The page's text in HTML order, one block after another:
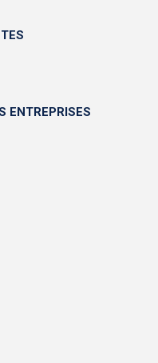
ENTREPRISES